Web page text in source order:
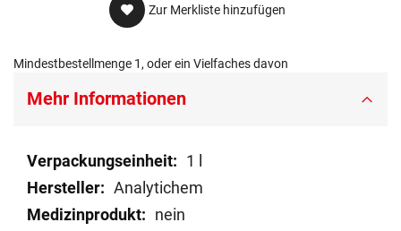
Zur Merkliste hinzufügen
Mindestbestellmenge 1, oder ein Vielfaches davon
Mehr Informationen
Mehr
Informationen
1 l
Analytichem
nein